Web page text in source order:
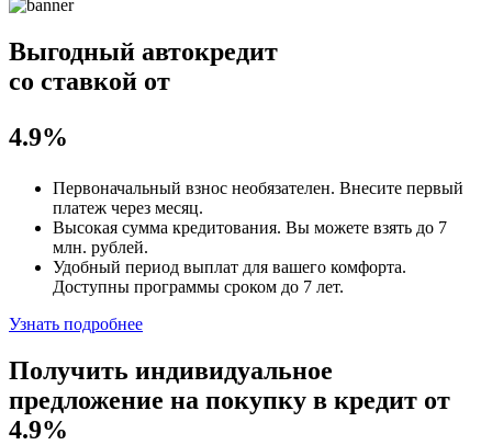
Выгодный автокредит
со ставкой от
4.9%
Первоначальный взнос необязателен. Внесите первый
платеж через месяц.
Высокая сумма кредитования. Вы можете взять до 7
млн. рублей.
Удобный период выплат для вашего комфорта.
Доступны программы сроком до 7 лет.
Узнать подробнее
Получить индивидуальное
предложение на покупку в кредит от
4.9%